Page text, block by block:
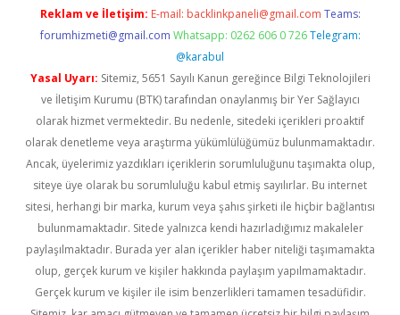
Reklam ve İletişim: E-mail: backlinkpaneli@gmail.com Teams:
forumhizmeti@gmail.com Whatsapp: 0262 606 0 726 Telegram:
@karabul
Yasal Uyarı: Sitemiz, 5651 Sayılı Kanun gereğince Bilgi Teknolojileri
ve İletişim Kurumu (BTK) tarafından onaylanmış bir Yer Sağlayıcı
olarak hizmet vermektedir. Bu nedenle, sitedeki içerikleri proaktif
olarak denetleme veya araştırma yükümlülüğümüz bulunmamaktadır.
Ancak, üyelerimiz yazdıkları içeriklerin sorumluluğunu taşımakta olup,
siteye üye olarak bu sorumluluğu kabul etmiş sayılırlar. Bu internet
sitesi, herhangi bir marka, kurum veya şahıs şirketi ile hiçbir bağlantısı
bulunmamaktadır. Sitede yalnızca kendi hazırladığımız makaleler
paylaşılmaktadır. Burada yer alan içerikler haber niteliği taşımamakta
olup, gerçek kurum ve kişiler hakkında paylaşım yapılmamaktadır.
Gerçek kurum ve kişiler ile isim benzerlikleri tamamen tesadüfidir.